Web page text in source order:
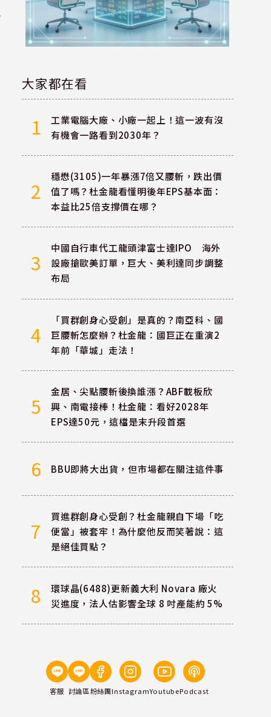
大家都在看
1
工業電腦大廠、小廠一起上！這一波有沒
有機會一路看到2030年？
2
穩懋(3105)一年暴漲7倍又腰斬，跌出價
值了嗎？杜金龍看懂明後年EPS基本面：
本益比25倍支撐價在哪？
3
中國自行車代工龍頭津富士達IPO 海外
設廠搶歐美訂單，巨大、美利達同步調整
布局
4
「買群創身心受創」是真的？南亞科、國
巨腰斬怎麼辦？杜金龍：國巨正在重演2
年前「華城」走法！
5
金居、尖點腰斬後換誰漲？ABF載板欣
興、南電接棒！杜金龍：看好2028年
EPS達50元，這檔是末升段首選
6 BBU即將大出貨，但市場都在關注這件事
7
買進群創身心受創？杜金龍親自下場「吃
便當」被套牢！為什麼他反而笑著說：這
是絕佳買點？
8
環球晶(6488)更新義大利 Novara 廠火
災進度，法人估影響全球 8 吋產能約 5%
客服 討論區粉絲團InstagramYoutubePodcast